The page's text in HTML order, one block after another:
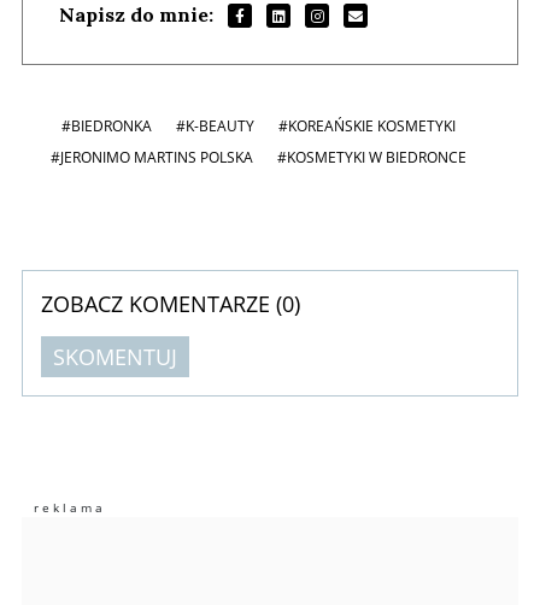
Napisz do mnie:
#BIEDRONKA #K-BEAUTY
#KOREAŃSKIE KOSMETYKI
#JERONIMO MARTINS POLSKA
#KOSMETYKI W BIEDRONCE
ZOBACZ KOMENTARZE (0)
SKOMENTUJ
Imię (Wymagane)